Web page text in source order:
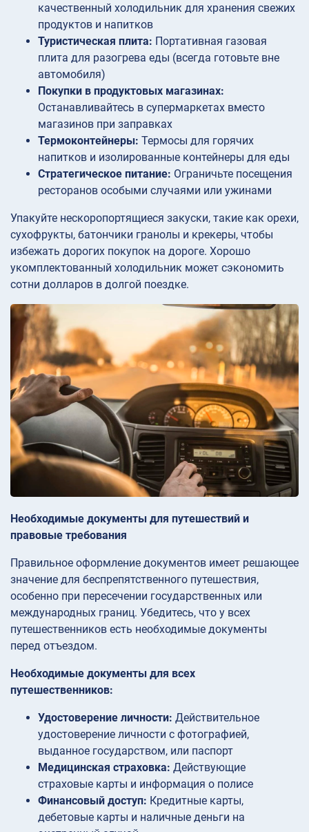
качественный холодильник для хранения свежих
продуктов и напитков
Туристическая плита: Портативная газовая
плита для разогрева еды (всегда готовьте вне
автомобиля)
Покупки в продуктовых магазинах:
Останавливайтесь в супермаркетах вместо
магазинов при заправках
Термоконтейнеры: Термосы для горячих
напитков и изолированные контейнеры для еды
Стратегическое питание: Ограничьте посещения
ресторанов особыми случаями или ужинами
Упакуйте нескоропортящиеся закуски, такие как орехи,
сухофрукты, батончики гранолы и крекеры, чтобы
избежать дорогих покупок на дороге. Хорошо
укомплектованный холодильник может сэкономить
сотни долларов в долгой поездке.
Необходимые документы для путешествий и
правовые требования
Правильное оформление документов имеет решающее
значение для беспрепятственного путешествия,
особенно при пересечении государственных или
международных границ. Убедитесь, что у всех
путешественников есть необходимые документы
перед отъездом.
Необходимые документы для всех
путешественников:
Удостоверение личности: Действительное
удостоверение личности с фотографией,
выданное государством, или паспорт
Медицинская страховка: Действующие
страховые карты и информация о полисе
Финансовый доступ: Кредитные карты,
дебетовые карты и наличные деньги на